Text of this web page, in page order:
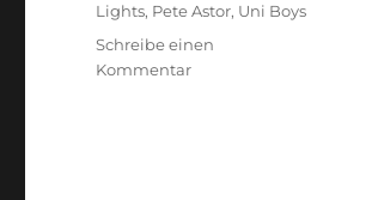
Lights, Pete Astor, Uni Boys
Schreibe einen
Kommentarzu